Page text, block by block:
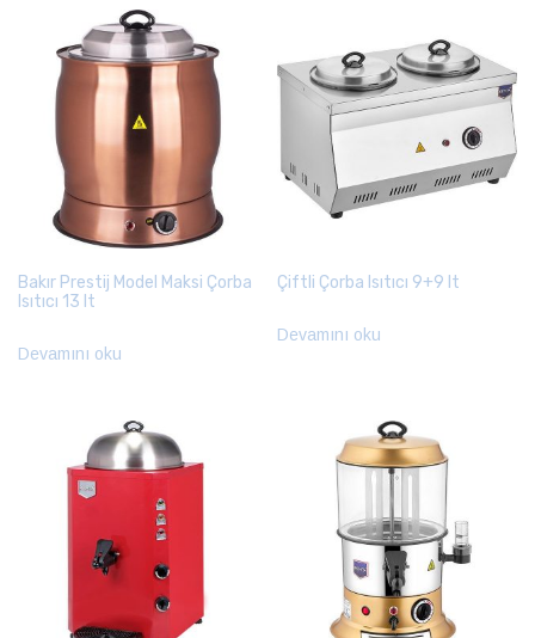
Bakır Prestij Model Maksi Çorba
Isıtıcı 13 lt
Devamını oku
Çiftli Çorba Isıtıcı 9+9 lt
Devamını oku